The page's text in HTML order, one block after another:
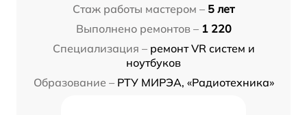
Стаж работы мастером – 5 лет
Выполнено ремонтов – 1 220
Специализация – ремонт VR систем и
ноутбуков
Образование – РТУ МИРЭА, «Радиотехника»